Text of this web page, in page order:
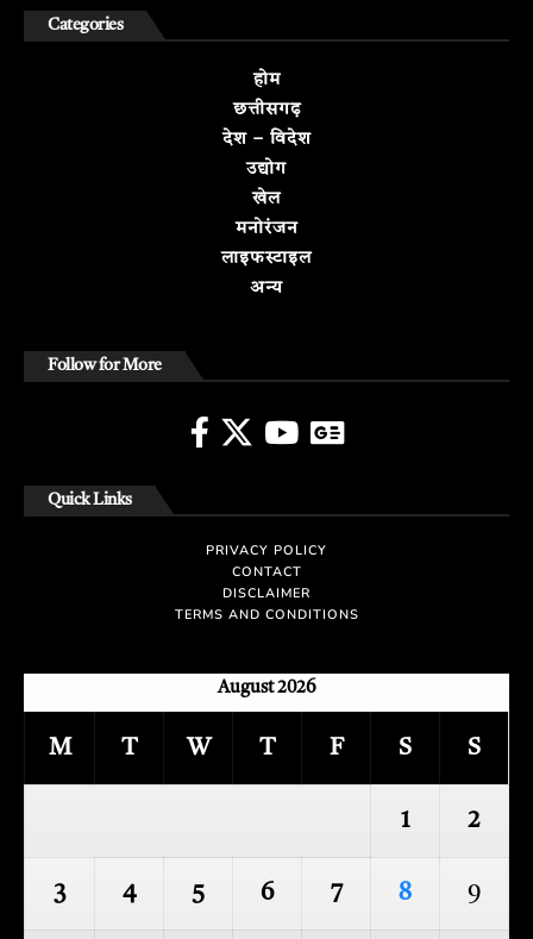
Categories
होम
छत्तीसगढ़
देश – विदेश
उद्योग
खेल
मनोरंजन
लाइफस्टाइल
अन्य
Follow for More
Quick Links
PRIVACY POLICY
CONTACT
DISCLAIMER
TERMS AND CONDITIONS
August 2026
M T W T F S S
1 2
3 4 5 6 7 8 9